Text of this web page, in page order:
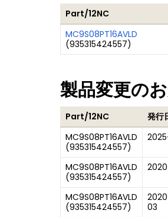
Part/12NC
MC9S08PT16AVLD
(935315424557)
製品変更の
Part/12NC 発行
MC9S08PT16AVLD
(935315424557)
MC9S08PT16AVLD
(935315424557)
MC9S08PT16AVLD
(935315424557)
03